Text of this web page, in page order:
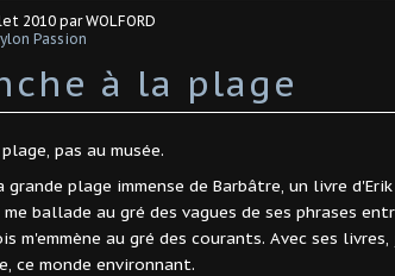
2010 par WOLFORD
Passion
à la plage
pas au musée.
plage immense de Barbâtre, un livre
ballade au gré des vagues de ses phrases
m'emmène au gré des courants. Avec ses
ce monde environnant.